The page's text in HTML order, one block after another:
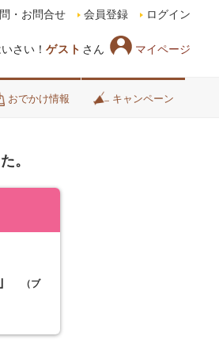
さい！ ゲスト さん マイページ
・お問合せ 会員登録 ログイン
おでかけ情報 キャンペーン
。
（ブ